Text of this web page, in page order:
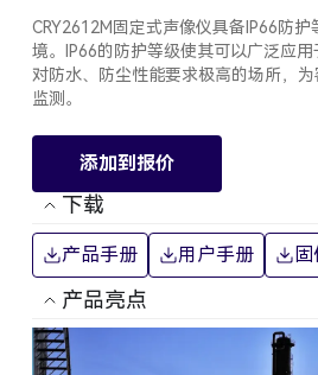
CRY2612M固定式声像仪具备IP66防
境。IP66的防护等级使其可以广泛应
对防水、防尘性能要求极高的场所，
监测。
添加到报价
下载
产品手册 用户手册
产品亮点